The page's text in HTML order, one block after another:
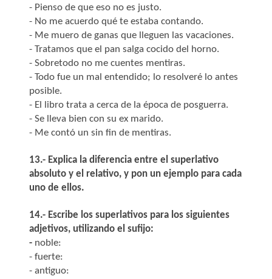
- Pienso de que eso no es justo.
- No me acuerdo qué te estaba contando.
- Me muero de ganas que lleguen las vacaciones.
- Tratamos que el pan salga cocido del horno.
- Sobretodo no me cuentes mentiras.
- Todo fue un mal entendido; lo resolveré lo antes
posible.
- El libro trata a cerca de la época de posguerra.
- Se lleva bien con su ex marido.
- Me contó un sin fin de mentiras.
13.- Explica la diferencia entre el superlativo
absoluto y el relativo, y pon un ejemplo para cada
uno de ellos.
14.- Escribe los superlativos para los siguientes
adjetivos, utilizando el sufijo:
- noble:
- fuerte:
- antiguo: